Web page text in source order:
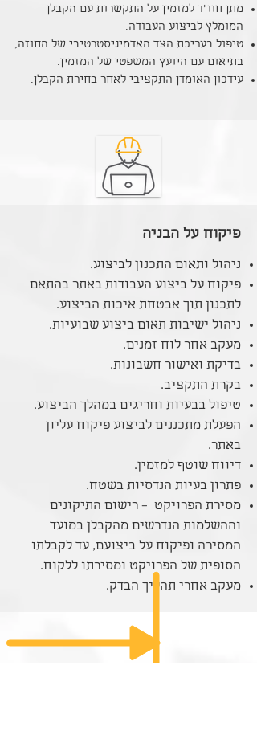
מתן חוו”ד למזמין על התקשרות עם הקבלן
המומלץ לביצוע העבודה.
טיפול בעריכת הצד האדמיניסטרטיבי של החוזה,
בתיאום עם היועץ המשפטי של המזמין.
עידכון האומדן התקציבי לאחר בחירת הקבלן.
פיקוח על הבניה
ניהול ותאום התכנון לביצוע.
פיקוח על ביצוע העבודות באתר בהתאם
לתכנון תוך אבטחת איכות הביצוע.
ניהול ישיבות תאום ביצוע שבועיות.
מעקב אחר לוח זמנים.
בדיקת ואישור חשבונות.
בקרת התקציב.
טיפול בבעיות וחריגים במהלך הביצוע.
הפעלת מתכננים לביצוע פיקוח עליון
באתר.
דיווח שוטף למזמין.
פתרון בעיות הנדסיות בשטח.
מסירת הפרויקט – רישום התיקונים
וההשלמות הנדרשים מהקבלן במועד
המסירה ופיקוח על ביצועם, עד לקבלתו
הסופית של הפרויקט ומסירתו ללקוח.
מעקב אחרי תהליך הבדק.